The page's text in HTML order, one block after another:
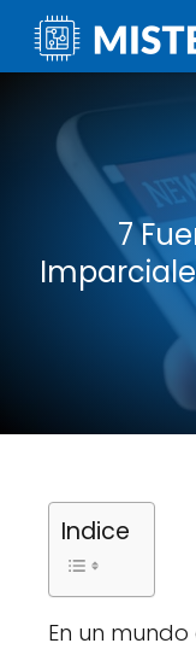
7
Indice
En un